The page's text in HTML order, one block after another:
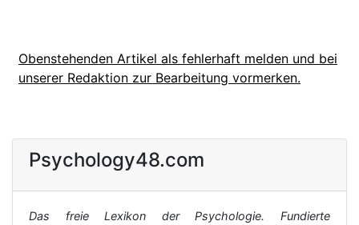
Obenstehenden Artikel als fehlerhaft melden und bei
unserer Redaktion zur Bearbeitung vormerken.
Psychology48.com
Das freie Lexikon der Psychologie. Fundierte